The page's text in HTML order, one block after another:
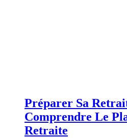
Préparer Sa
Comprendre Le
Retraite